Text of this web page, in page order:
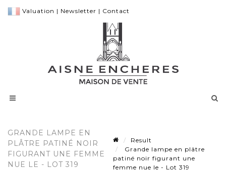
Valuation | Newsletter | Contact
GRANDE LAMPE EN
PLÂTRE PATINÉ NOIR
FIGURANT UNE FEMME
NUE LE - LOT 319
Result
Grande lampe en plâtre
patiné noir figurant une
femme nue le - Lot 319